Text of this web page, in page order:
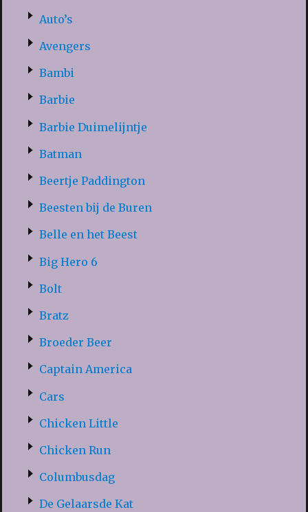
Auto’s
Avengers
Bambi
Barbie
Barbie Duimelijntje
Batman
Beertje Paddington
Beesten bij de Buren
Belle en het Beest
Big Hero 6
Bolt
Bratz
Broeder Beer
Captain America
Cars
Chicken Little
Chicken Run
Columbusdag
De Gelaarsde Kat